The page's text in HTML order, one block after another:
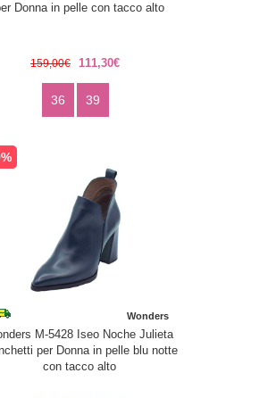
Donna in pelle con tacco alto
159,00€ 111,30€
36 39
Wonders
M-5428 Iseo Noche Julieta
per Donna in pelle blu notte
con tacco alto